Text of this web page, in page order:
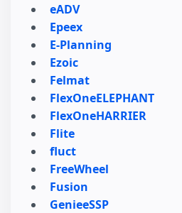
eADV
Epeex
E-Planning
Ezoic
Felmat
FlexOneELEPHANT
FlexOneHARRIER
Flite
fluct
FreeWheel
Fusion
GenieeSSP